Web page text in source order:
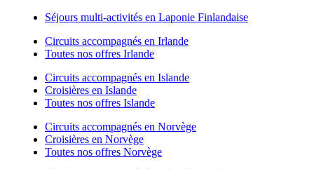
Séjours multi-activités en Laponie Finlandaise
Circuits accompagnés en Irlande
Toutes nos offres Irlande
Circuits accompagnés en Islande
Croisières en Islande
Toutes nos offres Islande
Circuits accompagnés en Norvège
Croisières en Norvège
Toutes nos offres Norvège